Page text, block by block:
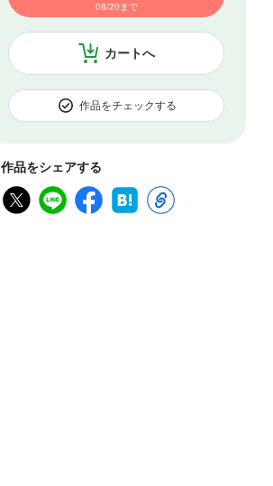
カートへ
08/20まで
作品をチェックする
作品をシェアする